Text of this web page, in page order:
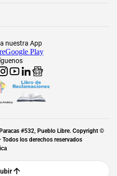
nuestra App
Google Play
América
#532, Pueblo Libre. Copyright ©
los derechos reservados